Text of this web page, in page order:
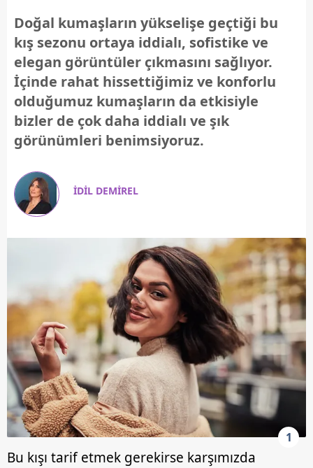
Doğal kumaşların yükselişe geçtiği bu
kış sezonu ortaya iddialı, sofistike ve
elegan görüntüler çıkmasını sağlıyor.
İçinde rahat hissettiğimiz ve konforlu
olduğumuz kumaşların da etkisiyle
bizler de çok daha iddialı ve şık
görünümleri benimsiyoruz.
İDİL DEMİREL
1
Bu kışı tarif etmek gerekirse karşımızda